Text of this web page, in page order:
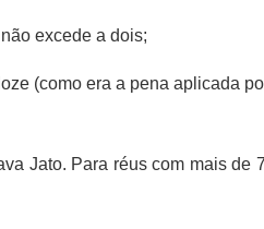
excede a dois;
(como era a pena aplicada
Jato. Para réus com mais de